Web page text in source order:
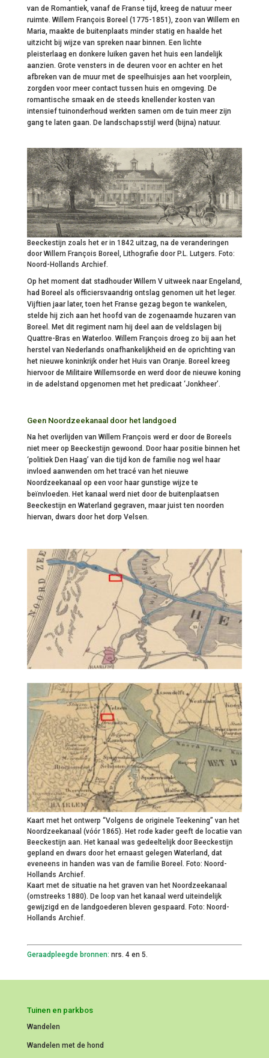
van de Romantiek, vanaf de Franse tijd, kreeg de natuur meer
ruimte. Willem François Boreel (1775-1851), zoon van Willem en
Maria, maakte de buitenplaats minder statig en haalde het
uitzicht bij wijze van spreken naar binnen. Een lichte
pleisterlaag en donkere luiken gaven het huis een landelijk
aanzien. Grote vensters in de deuren voor en achter en het
afbreken van de muur met de speelhuisjes aan het voorplein,
zorgden voor meer contact tussen huis en omgeving. De
romantische smaak en de steeds knellender kosten van
intensief tuinonderhoud werkten samen om de tuin meer zijn
gang te laten gaan. De landschapsstijl werd (bijna) natuur.
Beeckestijn zoals het er in 1842 uitzag, na de veranderingen
door Willem François Boreel, Lithografie door P.L. Lutgers. Foto:
Noord-Hollands Archief.
Op het moment dat stadhouder Willem V uitweek naar Engeland,
had Boreel als officiersvaandrig ontslag genomen uit het leger.
Vijftien jaar later, toen het Franse gezag begon te wankelen,
stelde hij zich aan het hoofd van de zogenaamde huzaren van
Boreel. Met dit regiment nam hij deel aan de veldslagen bij
Quattre-Bras en Waterloo. Willem François droeg zo bij aan het
herstel van Nederlands onafhankelijkheid en de oprichting van
het nieuwe koninkrijk onder het Huis van Oranje. Boreel kreeg
hiervoor de Militaire Willemsorde en werd door de nieuwe koning
in de adelstand opgenomen met het predicaat ‘Jonkheer’.
Geen Noordzeekanaal door het landgoed
Na het overlijden van Willem François werd er door de Boreels
niet meer op Beeckestijn gewoond. Door haar positie binnen het
‘politiek Den Haag’ van die tijd kon de familie nog wel haar
invloed aanwenden om het tracé van het nieuwe
Noordzeekanaal op een voor haar gunstige wijze te
beïnvloeden. Het kanaal werd niet door de buitenplaatsen
Beeckestijn en Waterland gegraven, maar juist ten noorden
hiervan, dwars door het dorp Velsen.
Kaart met het ontwerp “Volgens de originele Teekening” van het
Noordzeekanaal (vóór 1865). Het rode kader geeft de locatie van
Beeckestijn aan. Het kanaal was gedeeltelijk door Beeckestijn
gepland en dwars door het ernaast gelegen Waterland, dat
eveneens in handen was van de familie Boreel. Foto: Noord-
Hollands Archief.
Kaart met de situatie na het graven van het Noordzeekanaal
(omstreeks 1880). De loop van het kanaal werd uiteindelijk
gewijzigd en de landgoederen bleven gespaard. Foto: Noord-
Hollands Archief.
Geraadpleegde bronnen: nrs. 4 en 5.
Tuinen en parkbos
Wandelen
Wandelen met de hond